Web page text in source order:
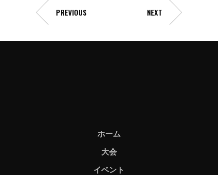
PREVIOUS NEXT
ホーム
大会
イベント